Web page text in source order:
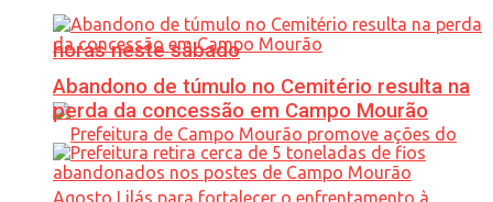
horas neste sábado
Abandono de túmulo no Cemitério resulta na
perda da concessão em Campo Mourão